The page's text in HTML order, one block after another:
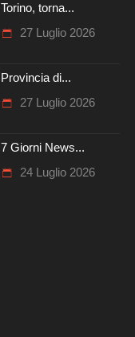
Torino, torna...
27 Luglio 2026
Provincia di...
27 Luglio 2026
7 Giorni News...
24 Luglio 2026